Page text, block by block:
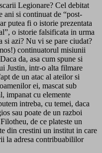
Legionare? Cel debitat
ani si continuat de “post-
putea fi o istorie prezentata
o istorie falsificata in urma
azi? Nu vi se pare ciudat?
continuatorul misiunii
da, asa cum spune si
Justin, intr-o alta filmare
de un atac al ateilor si
ei, mascat sub
impanat cu elemente
intreba, cu temei, daca
sau poate de un razboi
de ce plateste un
din crestini un institut in care
la adresa contribuabililor